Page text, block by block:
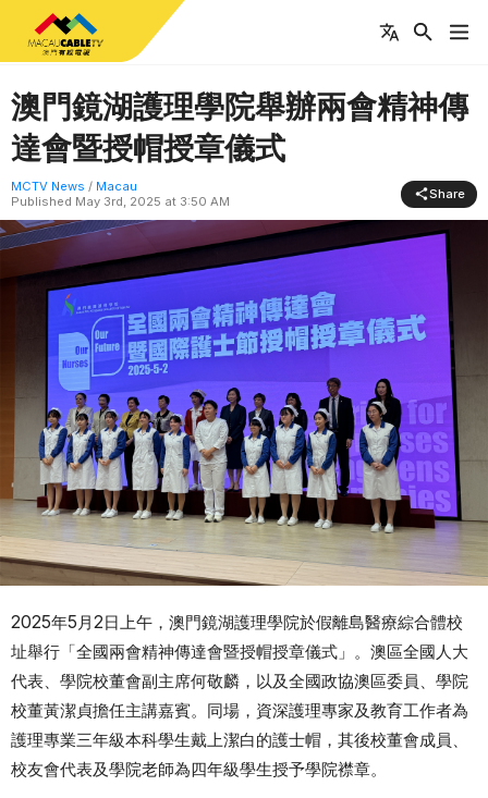
澳門鏡湖護理學院舉辦兩會精神傳
達會暨授帽授章儀式
MCTV News / Macau
Published May 3rd, 2025 at 3:50 AM Share
2025年5月2日上午，澳門鏡湖護理學院於假離島醫療綜合體校
址舉行「全國兩會精神傳達會暨授帽授章儀式」。澳區全國人大
代表、學院校董會副主席何敬麟，以及全國政協澳區委員、學院
校董黃潔貞擔任主講嘉賓。同場，資深護理專家及教育工作者為
護理專業三年級本科學生戴上潔白的護士帽，其後校董會成員、
校友會代表及學院老師為四年級學生授予學院襟章。